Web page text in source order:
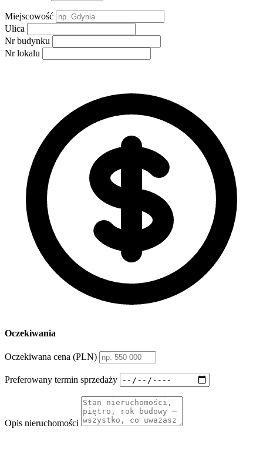
Miejscowość
Ulica
Nr budynku
Nr lokalu
Oczekiwania
Oczekiwana cena (PLN)
Preferowany termin sprzedaży
Opis nieruchomości